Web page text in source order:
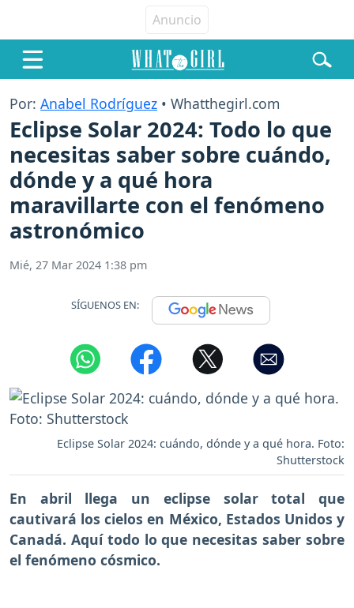
Por: Anabel Rodríguez • Whatthegirl.com
Eclipse Solar 2024: Todo lo que
necesitas saber sobre cuándo,
dónde y a qué hora
maravillarte con el fenómeno
astronómico
Mié, 27 Mar 2024 1:38 pm
SÍGUENOS EN:
Eclipse Solar 2024: cuándo, dónde y a qué hora. Foto:
Shutterstock
En abril llega un eclipse solar total que
cautivará los cielos en México, Estados Unidos y
Canadá. Aquí todo lo que necesitas saber sobre
el fenómeno cósmico.